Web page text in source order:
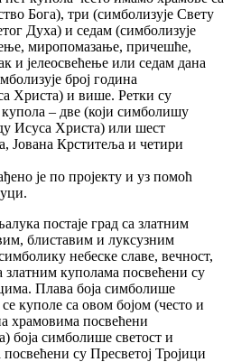
Бога), три (симболизује Свету
Духа) и седам (симболизује
миропомазање, причешће,
и јелеосвећење или седам дана
број година
Христа) и више. Ретки су
– две (који симболишу
Исуса Христа) или шест
Јована Крститеља и четири
је по пројекту и уз помоћ
постаје град са златним
блиставим и луксузним
небеске славе, вечност,
златним куполама посвећени су
Плава боја симболише
куполе са овом бојом (често и
храмовима посвећени
боја симболише светост и
су Пресветој Тројици